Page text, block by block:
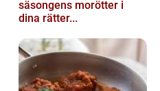
säsongens morötter i
dina rätter...